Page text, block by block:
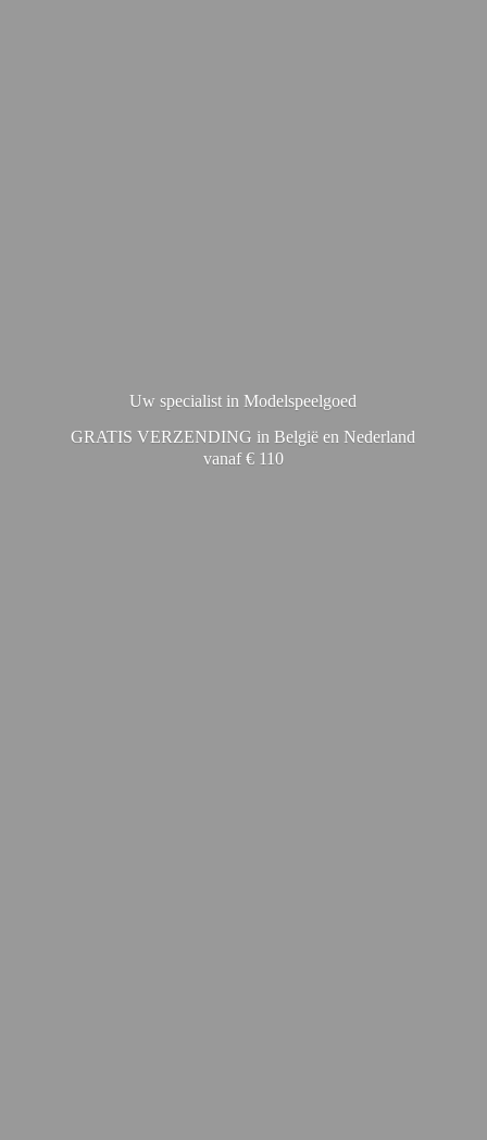
Uw specialist in Modelspeelgoed
GRATIS VERZENDING in België en Nederland
vanaf € 110